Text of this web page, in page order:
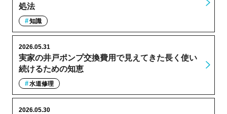
処法
知識
実家の井戸ポンプ交換費用で見えてきた長く使い
続けるための知恵
2026.05.31
水道修理
2026.05.30